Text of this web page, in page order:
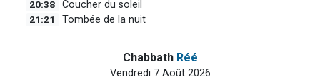
20:38 Coucher du soleil
21:21 Tombée de la nuit
Chabbath Réé
Vendredi 7 Août 2026